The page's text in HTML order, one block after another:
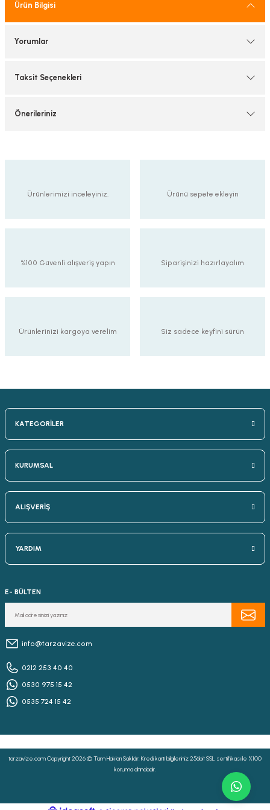
Armatürler
Armatür
Ürün Bilgisi
Yorumlar
Taksit Seçenekleri
Önerileriniz
Ürünlerimizi inceleyiniz. Ürünü sepete ekleyin
%100 Güvenli alışveriş yapın Siparişinizi hazırlayalım
Ürünlerinizi kargoya verelim Siz sadece keyfini sürün
KATEGORİLER
KURUMSAL
ALIŞVERİŞ
YARDIM
E- BÜLTEN
info@tarzavize.com
0212 253 40 40
0530 975 15 42
0535 724 15 42
tarzavize.com Copyright 2026 © Tüm Hakları Saklıdır. Kredi kartı bilgileriniz 256bit SSL sertifikası ile %100
koruma altındadır.